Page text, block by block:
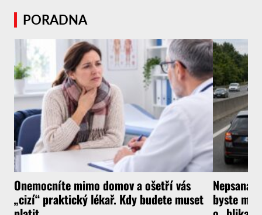
PORADNA
Onemocníte mimo domov a ošetří vás
„cizí“ praktický lékař. Kdy budete muset
Nepsaná
byste